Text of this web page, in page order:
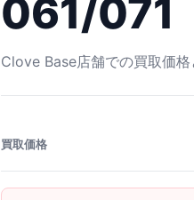
061/071
Clove Base店舗での買取価格
買取価格